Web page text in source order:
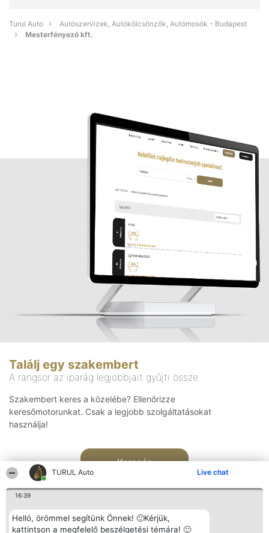
TURUL Auto Live chat
16:39
Helló, örömmel segítünk Önnek! 🙂Kérjük,
kattintson a megfelelő beszélgetési témára! 🙂
Turul Auto
Autószervizek, Autókölcsönzők, Autómosók - Budapest
Mesterfényező kft.
Találj egy szakembert
A rangsor az iparág legjobbjait gyűjti össze
Szakembert keres a közelébe? Ellenőrizze
keresőmotorunkat. Csak a legjobb szolgáltatásokat
használja!
Keresés